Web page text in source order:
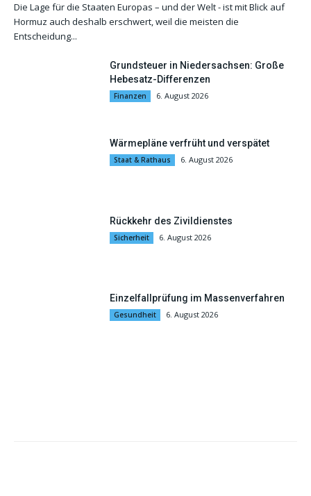
Die Lage für die Staaten Europas – und der Welt - ist mit Blick auf
Hormuz auch deshalb erschwert, weil die meisten die
Entscheidung...
Grundsteuer in Niedersachsen: Große
Hebesatz-Differenzen
Finanzen 6. August 2026
Wärmepläne verfrüht und verspätet
Staat & Rathaus 6. August 2026
Rückkehr des Zivildienstes
Sicherheit 6. August 2026
Einzelfallprüfung im Massenverfahren
Gesundheit 6. August 2026